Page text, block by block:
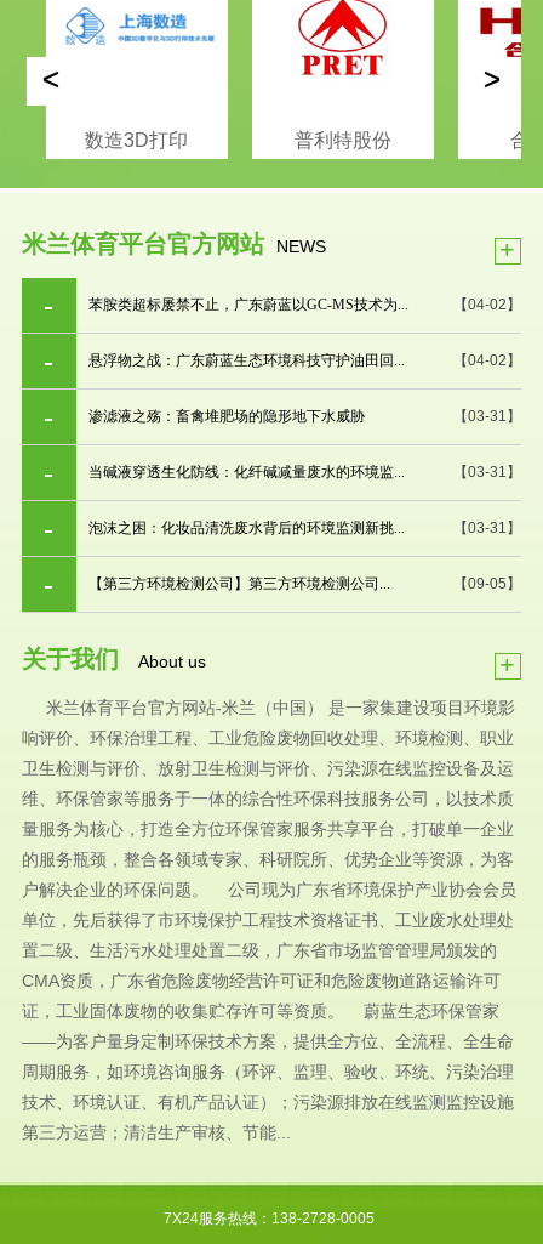
数造3D打印 普利特股份 合
< >
米兰体育平台官方网站 NEWS +
【04-02】
苯胺类超标屡禁不止，广东蔚蓝以GC-MS技术为...
【04-02】
悬浮物之战：广东蔚蓝生态环境科技守护油田回...
【03-31】
渗滤液之殇：畜禽堆肥场的隐形地下水威胁
【03-31】
当碱液穿透生化防线：化纤碱减量废水的环境监...
【03-31】
泡沫之困：化妆品清洗废水背后的环境监测新挑...
【09-05】
【第三方环境检测公司】第三方环境检测公司...
关于我们 About us +
米兰体育平台官方网站-米兰（中国） 是一家集建设项目环境影
响评价、环保治理工程、工业危险废物回收处理、环境检测、职业
卫生检测与评价、放射卫生检测与评价、污染源在线监控设备及运
维、环保管家等服务于一体的综合性环保科技服务公司，以技术质
量服务为核心，打造全方位环保管家服务共享平台，打破单一企业
的服务瓶颈，整合各领域专家、科研院所、优势企业等资源，为客
户解决企业的环保问题。 公司现为广东省环境保护产业协会会员
单位，先后获得了市环境保护工程技术资格证书、工业废水处理处
置二级、生活污水处理处置二级，广东省市场监管管理局颁发的
CMA资质，广东省危险废物经营许可证和危险废物道路运输许可
证，工业固体废物的收集贮存许可等资质。 蔚蓝生态环保管家
——为客户量身定制环保技术方案，提供全方位、全流程、全生命
周期服务，如环境咨询服务（环评、监理、验收、环统、污染治理
技术、环境认证、有机产品认证）；污染源排放在线监测监控设施
第三方运营；清洁生产审核、节能...
7X24服务热线：138-2728-0005